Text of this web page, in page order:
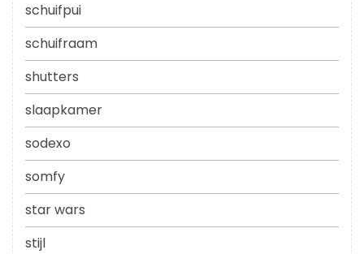
schuifpui
schuifraam
shutters
slaapkamer
sodexo
somfy
star wars
stijl